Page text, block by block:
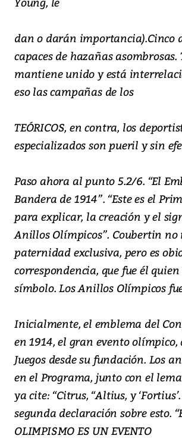
dan o darán importancia).Cinco
capaces de hazañas asombrosas.
mantiene unido y está
eso las campañas de los
TEÓRICOS, en contra, los
especializados son pueril y sin
Paso ahora al punto 5.2/6. “El
Bandera de 1914”. “Este es el
para explicar, la creación y el
Anillos Olímpicos”. Coubertin
paternidad exclusiva, pero es
correspondencia, que fue él quien
símbolo. Los Anillos Olímpicos
Inicialmente, el emblema del
en 1914, el gran evento olímpico,
Juegos desde su fundación. Los
en el Programa, junto con el
ya cite: “Citrus, “Altius, y
segunda declaración sobre esto.
OLIMPISMO ES UN EVENTO